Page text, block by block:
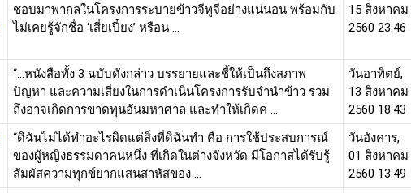
ชอบมาพากลในโครงการระบายข้าวจีทูจีอย่างแน่นอน พร้อมกับ
ไม่เคยรู้จักชื่อ ‘เสี่ยเปี๋ยง’ หรือน ...
15 สิงหาคม
2560 23:46
“…หนังสือทั้ง 3 ฉบับดังกล่าว บรรยายและชี้ให้เป็นถึงสภาพ
ปัญหา และความเสี่ยงในการดำเนินโครงการรับจำนำข้าว รวม
ถึงอาจเกิดการขาดทุนอันมหาศาล และทำให้เกิดค ...
วันอาทิตย์,
13 สิงหาคม
2560 18:43
“ดิฉันไม่ได้ทำอะไรผิดแต่สิ่งที่ดิฉันทำ คือ การใช้ประสบการณ์
ของผู้หญิงธรรมดาคนหนึ่ง ที่เกิดในต่างจังหวัด มีโอกาสได้รับรู้
สัมผัสความทุกข์ยากแสนสาหัสของ ...
วันอังคาร,
01 สิงหาคม
2560 13:49